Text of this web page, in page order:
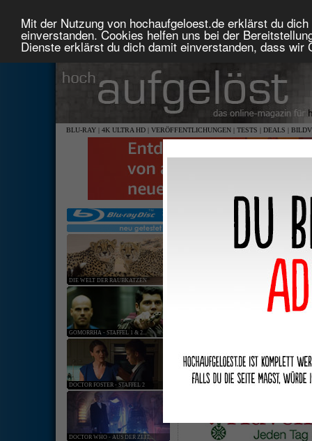
Mit der Nutzung von hochaufgeloest.de erklärst du
einverstanden. Cookies helfen uns bei der
Dienste erklärst du dich damit einverstanden, dass
BLU-RAY | 4K ULTRA HD | VERÖFFENTLICHUNGEN | TESTS | DEALS |
DIE WELT DER RAUBKATZEN
GOMORRHA - STAFFEL 1 & 2...
DOCTOR FOSTER - STAFFEL 2
DOCTOR WHO - AUS DER ZEIT...
keine
Deals |amazon.de:
21. Dez. 2012 | Kategorie:Deals| 0